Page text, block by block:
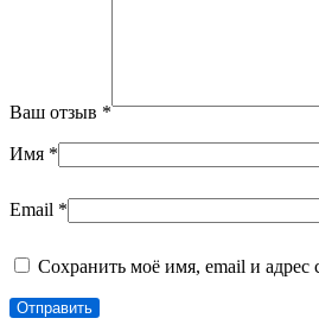
Ваш отзыв *
Имя *
Email *
Сохранить моё имя, email и адрес